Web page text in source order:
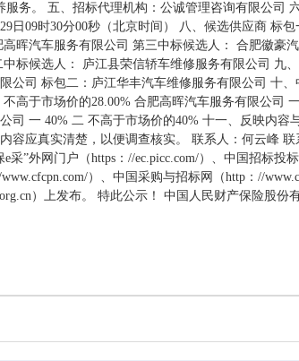
服务。 五、招标代理机构：公诚管理咨询有限公司
日09时30分00秒（北京时间） 八、候选供应商 标
晖汽车服务有限公司 第三中标候选人： 合肥徽豪
标候选人： 庐江县荣信轿车维修服务有限公司 九
公司 标包二：庐江华丰汽车维修服务有限公司 十
不高于市场价的28.00% 合肥高晖汽车服务有限公司
司 一 40% 二 不高于市场价的40% 十一、反映内
容应真实清楚，以便调查核实。 联系人：何云峰 联
采”外网门户（https：//ec.picc.com/）、中国招标投
）、中国采购与招标网（http：//
）上发布。 特此公示！ 中国人民财产保险股